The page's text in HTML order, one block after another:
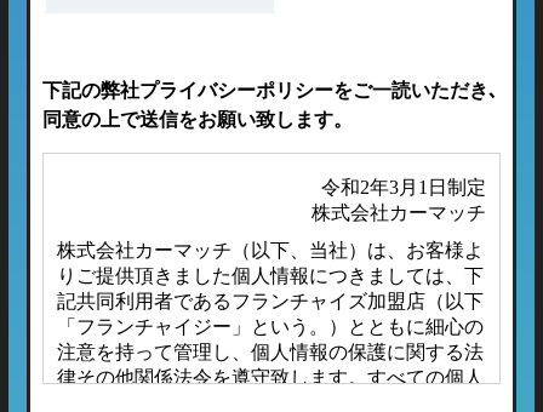
下記の弊社プライバシーポリシーをご一読いただき､
同意の上で送信をお願い致します。
令和2年3月1日制定
株式会社カーマッチ
株式会社カーマッチ（以下、当社）は、お客様よ
りご提供頂きました個人情報につきましては、下
記共同利用者であるフランチャイズ加盟店（以下
「フランチャイジー」という。）とともに細心の
注意を持って管理し、個人情報の保護に関する法
律その他関係法令を遵守致します。すべての個人